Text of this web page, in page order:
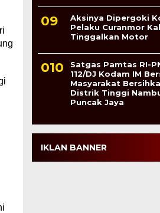
Aksinya Dipergoki
Pelaku Curanmor
Tinggalkan Motor
Satgas Pamtas RI-
112/DJ Kodam IM
Masyarakat
Distrik Tinggi
Puncak Jaya
IKLAN BANNER